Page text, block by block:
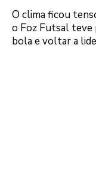
O clima ficou
o Foz Futsal teve
bola e voltar a